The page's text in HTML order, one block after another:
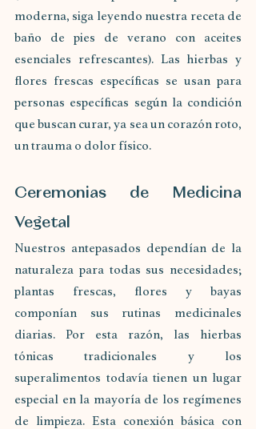
moderna, siga leyendo nuestra receta de
baño de pies de verano con aceites
esenciales refrescantes). Las hierbas y
flores frescas específicas se usan para
personas específicas según la condición
que buscan curar, ya sea un corazón roto,
un trauma o dolor físico.
Ceremonias de Medicina
Vegetal
Nuestros antepasados dependían de la
naturaleza para todas sus necesidades;
plantas frescas, flores y bayas
componían sus rutinas medicinales
diarias. Por esta razón, las hierbas
tónicas tradicionales y los
superalimentos todavía tienen un lugar
especial en la mayoría de los regímenes
de limpieza. Esta conexión básica con